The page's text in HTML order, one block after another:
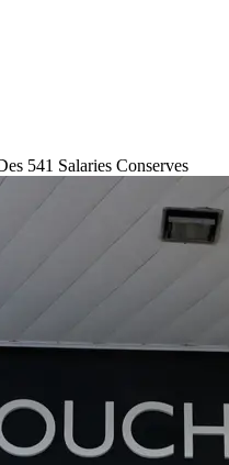
541 Salaries Conserves